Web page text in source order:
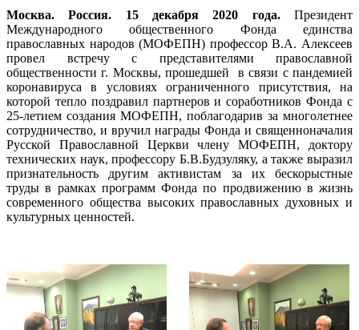
Москва. Россия. 15 декабря 2020 года.Президент
Международного общественного Фонда единства
православных народов (МОФЕПН) профессор В.А. Алексеев
провел встречу с представителями православной
общественности г. Москвы, прошедшей в связи с пандемией
коронавируса в условиях ограниченного присутствия, на
которой тепло поздравил партнеров и соработников Фонда с
25-летием создания МОФЕПН, поблагодарив за многолетнее
сотрудничество, и вручил награды Фонда и священноначалия
Русской Православной Церкви члену МОФЕПН, доктору
технических наук, профессору Б.В.Будзуляку, а также выразил
признательность другим активистам за их бескорыстные
труды в рамках программ Фонда по продвижению в жизнь
современного общества высоких православных духовных и
культурных ценностей.